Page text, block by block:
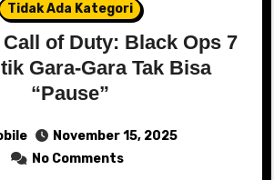
Tidak Ada Kategori
of Duty: Black Ops 7
Gara-Gara Tak Bisa
“Pause”
November 15, 2025
No Comments